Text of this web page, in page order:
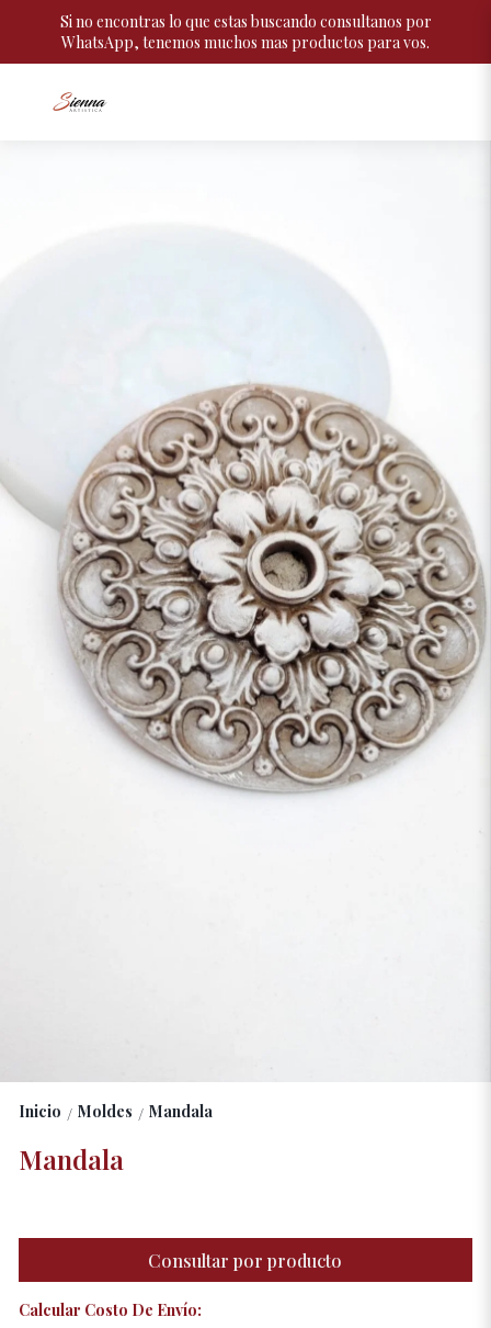
Si no encontras lo que estas buscando consultanos por
WhatsApp, tenemos muchos mas productos para vos.
Inicio / Moldes / Mandala
Mandala
Consultar por producto
Calcular Costo De Envío: